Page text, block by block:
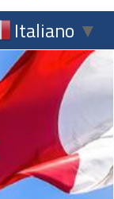
Italiano ▼